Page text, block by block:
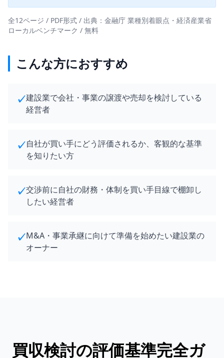
全12ページ / PDF形式 / 出典：金融庁 業種別着眼点・経済産業省
ローカルベンチマーク / 無料
こんな方におすすめ
✓建設業で会社・事業の譲渡や売却を検討している
経営者
✓自社が買い手にどう評価されるか、客観的な基準
を知りたい方
✓交渉前に自社の財務・体制を買い手目線で棚卸し
したい経営者
✓M&A・事業承継に向けて準備を始めたい建設業の
オーナー